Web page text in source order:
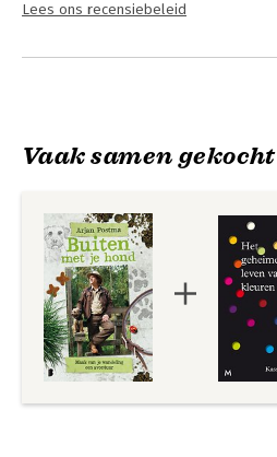
Lees ons recensiebeleid
Vaak samen gekocht